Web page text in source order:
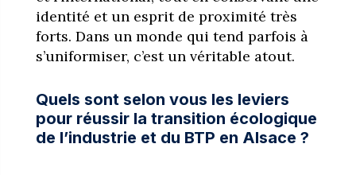
identité et un esprit de proximité très
forts. Dans un monde qui tend parfois à
s’uniformiser, c’est un véritable atout.
Quels sont selon vous les leviers
pour réussir la transition écologique
de l’industrie et du BTP en Alsace ?